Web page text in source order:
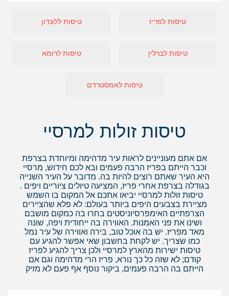
טיסות לפריז טיסות ללונדון
טיסות לברלין טיסות לרומא
טיסות לאמסטרדם
טיסות זולות למרסיי
אם אתם מעוניינים לראות עיר מדהימה ומיוחדת בצרפת
וכבר הייתם בפריז הרבה פעמים ובא לכם חידוש, מרסיי
היא העיר שאתם רוצים להיות בה. מדובר על העיר השנייה
בגודלה בצרפת אחרי פריז, המציעה טיולים ציוריים ויפים .
טיסות זולות למרסיי יביאו אתכם אל המקום בו השמש
מציירת בצבעים היפים ביותר בעולם: לא פלא שהציירים
הצרפתיים האימפרסיוניסטים בחרו בה כמקום מושבם
ושינו את פני האמנות. האווירה בה ייחודית ויפה, שונה
מאד מפריז. יש בה אוכל טוב, בירה ואווירה של עיר נמל
כמו שצריך. יש לקחת בחשבון שאי אפשר להגיע עם
טיסות ישירות מהארץ למרסיי ולכן צריך להגיע לפריז
קודם; לא שזה כל כך נורא, פריז הרי מדהימה וגם אם
הייתם בה הרבה פעמים, ביקור נוסף אף פעם לא מזיק